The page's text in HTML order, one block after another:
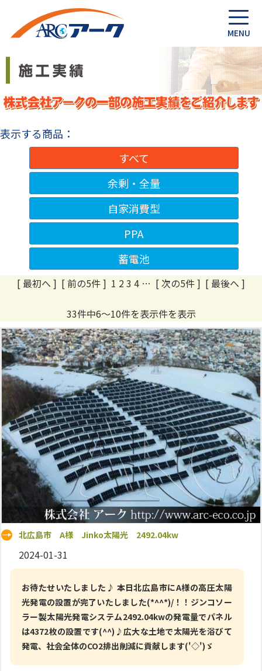
表示する商品：
すべて
余剰・全量
自家消費型
PPA
蓄電池
[ 最初へ ] [ 前の5件 ] 1 23 4 … [ 次の5件 ] [ 最後へ ]
33件中6～10件を表示件を表示
北広島市 A様 Jinko太陽光 2492.04kw
2024-01-31
お待たせいたしました♪ 本日北広島市にA様の高圧太陽
光発電の設置が完了いたしました(*^^*)/！！ジンコソー
ラー製太陽光発電システム2492.04kwの発電量でパネル
は4372枚の設置です(^^)♪広大な土地で太陽光を浴びて
発電、社会全体のCO2排出削減に貢献します('◇')ゞ